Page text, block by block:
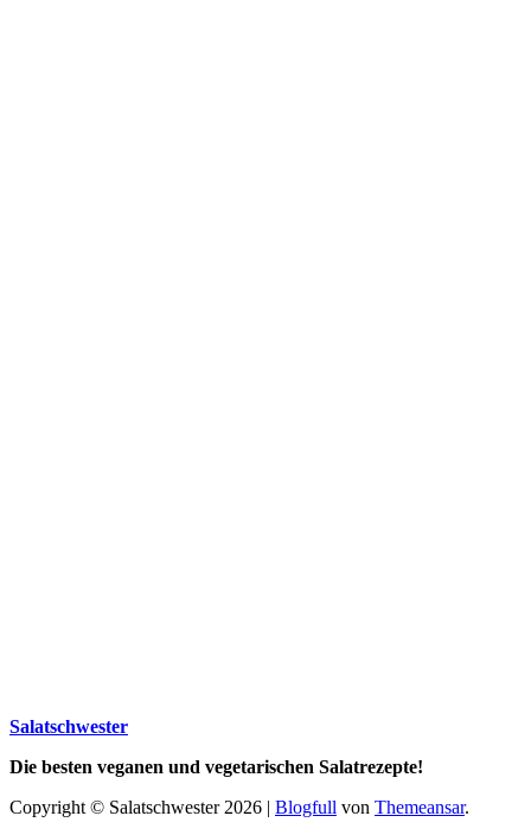
Salatschwester
Die besten veganen und vegetarischen Salatrezepte!
Copyright © Salatschwester 2026 | Blogfull von Themeansar.